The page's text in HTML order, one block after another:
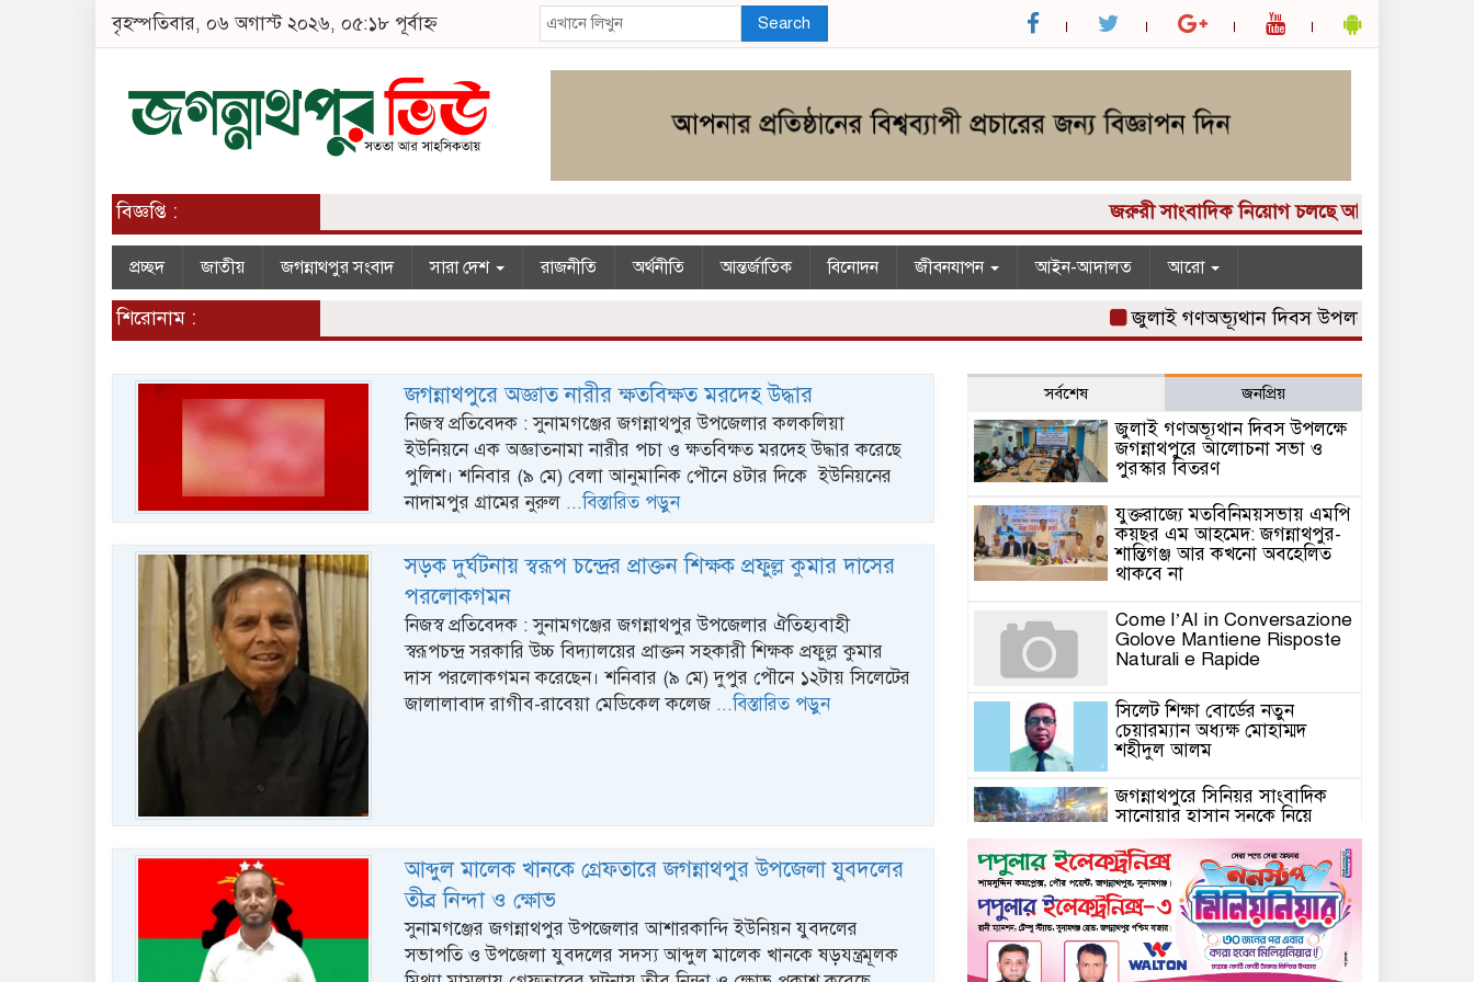
বৃহস্পতিবার, ০৬ অগাস্ট ২০২৬, ০৫:১৮ পূর্বাহ্ন Search
বিজ্ঞপ্তি : জরুরী সাংবাদিক নিয়োগ চলছে আপনার কাছে একটি
প্রচ্ছদ জাতীয় জগন্নাথপুর সংবাদ সারা দেশ রাজনীতি অর্থনীতি আন্তর্জাতিক বিনোদন জীবনযাপন আইন-আদালত আরো
শিরোনাম : জুলাই গণঅভ্যূথান দিবস উপলক্ষে জগন্নাথপুরে
জগন্নাথপুরে অজ্ঞাত নারীর ক্ষতবিক্ষত মরদেহ উদ্ধার
নিজস্ব প্রতিবেদক : সুনামগঞ্জের জগন্নাথপুর উপজেলার কলকলিয়া
ইউনিয়নে এক অজ্ঞাতনামা নারীর পচা ও ক্ষতবিক্ষত মরদেহ উদ্ধার করেছে
পুলিশ। শনিবার (৯ মে) বেলা আনুমানিক পৌনে ৪টার দিকে ইউনিয়নের
নাদামপুর গ্রামের নুরুল ...বিস্তারিত পড়ুন
সড়ক দুর্ঘটনায় স্বরূপ চন্দ্রের প্রাক্তন শিক্ষক প্রফুল্ল কুমার দাসের
পরলোকগমন
নিজস্ব প্রতিবেদক : সুনামগঞ্জের জগন্নাথপুর উপজেলার ঐতিহ্যবাহী
স্বরূপচন্দ্র সরকারি উচ্চ বিদ্যালয়ের প্রাক্তন সহকারী শিক্ষক প্রফুল্ল কুমার
দাস পরলোকগমন করেছেন। শনিবার (৯ মে) দুপুর পৌনে ১২টায় সিলেটের
জালালাবাদ রাগীব-রাবেয়া মেডিকেল কলেজ ...বিস্তারিত পড়ুন
আব্দুল মালেক খানকে গ্রেফতারে জগন্নাথপুর উপজেলা যুবদলের
তীব্র নিন্দা ও ক্ষোভ
সুনামগঞ্জের জগন্নাথপুর উপজেলার আশারকান্দি ইউনিয়ন যুবদলের
সভাপতি ও উপজেলা যুবদলের সদস্য আব্দুল মালেক খানকে ষড়যন্ত্রমূলক
সর্বশেষ জনপ্রিয়
জুলাই গণঅভ্যূথান দিবস উপলক্ষে
জগন্নাথপুরে আলোচনা সভা ও
পুরস্কার বিতরণ
যুক্তরাজ্যে মতবিনিময়সভায় এমপি
কয়ছর এম আহমেদ: জগন্নাথপুর-
শান্তিগঞ্জ আর কখনো অবহেলিত
থাকবে না
Come l’AI in Conversazione
Golove Mantiene Risposte
Naturali e Rapide
সিলেট শিক্ষা বোর্ডের নতুন
চেয়ারম্যান অধ্যক্ষ মোহাম্মদ
শহীদুল আলম
জগন্নাথপুরে সিনিয়র সাংবাদিক
সানোয়ার হাসান সুনুকে নিয়ে
কুরুচিপূর্ণ মন্তব্যের প্রতিবাদে
বিক্ষোভ মিছিল ও প্রতিবাদ সভা
জগন্নাথপুরে সানোয়ার হাসান
সুনুকে নিয়ে কুরুচিপূর্ণ মন্তব্যের
নিন্দা জানালো বিএনপি